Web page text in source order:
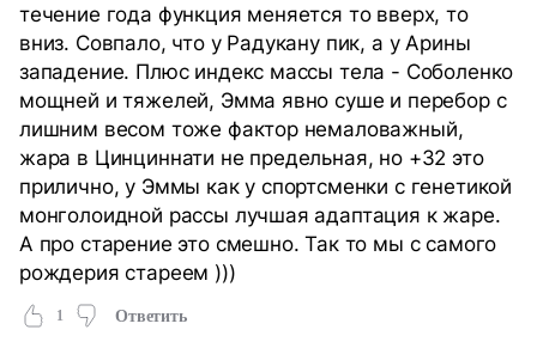
течение года функция меняется то вверх, то
вниз. Совпало, что у Радукану пик, а у Арины
западение. Плюс индекс массы тела - Соболенко
мощней и тяжелей, Эмма явно суше и перебор с
лишним весом тоже фактор немаловажный,
жара в Цинциннати не предельная, но +32 это
прилично, у Эммы как у спортсменки с генетикой
монголоидной рассы лучшая адаптация к жаре.
А про старение это смешно. Так то мы с самого
рождерия стареем )))
1 Ответить